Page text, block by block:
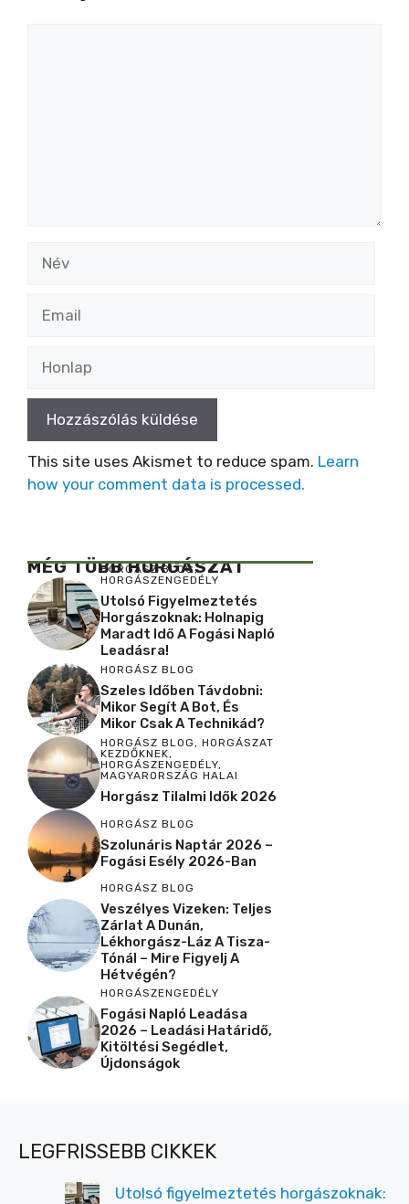
This site uses Akismet to reduce spam. Learn
how your comment data is processed.
MÉG TÖBB HORGÁSZAT
HORGÁSZ BLOG,
HORGÁSZENGEDÉLY
Utolsó Figyelmeztetés
Horgászoknak: Holnapig
Maradt Idő A Fogási Napló
Leadásra!
HORGÁSZ BLOG
Szeles Időben Távdobni:
Mikor Segít A Bot, És
Mikor Csak A Technikád?
HORGÁSZ BLOG , HORGÁSZAT
KEZDŐKNEK,
HORGÁSZENGEDÉLY,
MAGYARORSZÁG HALAI
Horgász Tilalmi Idők 2026
HORGÁSZ BLOG
Szolunáris Naptár 2026 –
Fogási Esély 2026-Ban
HORGÁSZ BLOG
Veszélyes Vizeken: Teljes
Zárlat A Dunán,
Lékhorgász-Láz A Tisza-
Tónál – Mire Figyelj A
Hétvégén?
HORGÁSZENGEDÉLY
Fogási Napló Leadása
2026 – Leadási Határidő,
Kitöltési Segédlet,
Újdonságok
LEGFRISSEBB CIKKEK
Utolsó figyelmeztetés horgászoknak: